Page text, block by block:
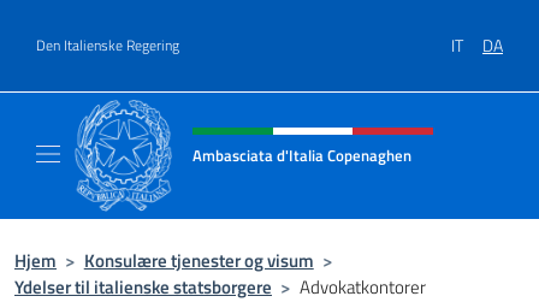
Den Italienske Regering IT DA
Hjemmesidehoved, sociale
Ambasciata d'Italia Copenaghen
Hjem > Konsulære tjenester og visum >
Ydelser til italienske statsborgere > Advokatkontorer